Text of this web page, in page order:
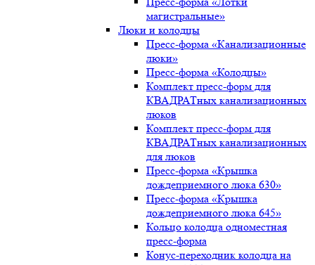
магистральные»
Люки и колодцы
Пресс-форма «Канализационные
люки»
Пресс-форма «Колодцы»
Комплект пресс-форм для
КВАДРАТных канализационных
люков
Комплект пресс-форм для
КВАДРАТных канализационных
для люков
Пресс-форма «Крышка
дождеприемного люка 630»
Пресс-форма «Крышка
дождеприемного люка 645»
Кольцо колодца одноместная
пресс-форма
Конус-переходник колодца на